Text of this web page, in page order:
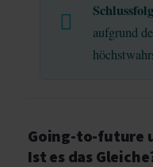
aufgrund
Going-to-future
Ist es das